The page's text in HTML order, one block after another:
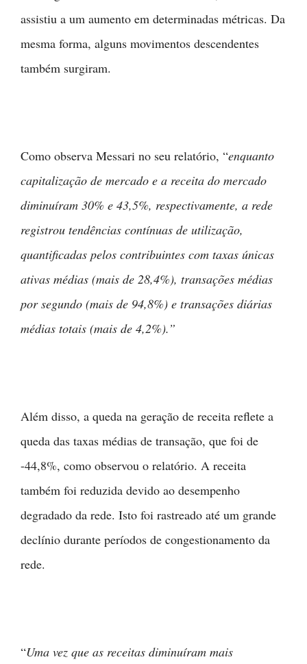
assistiu a um aumento em determinadas métricas. Da
mesma forma, alguns movimentos descendentes
também surgiram.
Como observa Messari no seu relatório, “enquanto
capitalização de mercado e a receita do mercado
diminuíram 30% e 43,5%, respectivamente, a rede
registrou tendências contínuas de utilização,
quantificadas pelos contribuintes com taxas únicas
ativas médias (mais de 28,4%), transações médias
por segundo (mais de 94,8%) e transações diárias
médias totais (mais de 4,2%).”
Além disso, a queda na geração de receita reflete a
queda das taxas médias de transação, que foi de
-44,8%, como observou o relatório. A receita
também foi reduzida devido ao desempenho
degradado da rede. Isto foi rastreado até um grande
declínio durante períodos de congestionamento da
rede.
“Uma vez que as receitas diminuíram mais